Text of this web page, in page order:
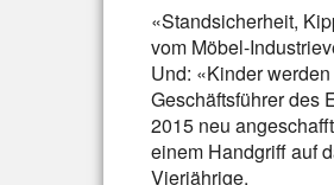
«Standsicherheit,
vom Möbel-
Und: «Kinder
Geschäftsführer des
2015 neu
einem Handgriff auf
Vierjährige.